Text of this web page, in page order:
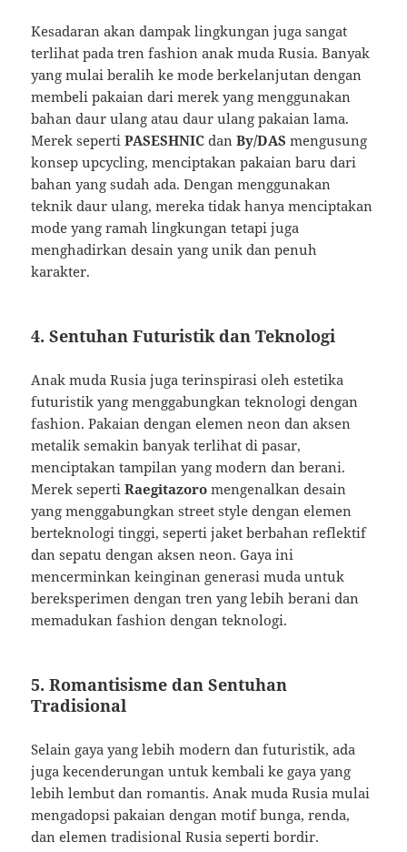
Kesadaranakandampaklingkunganjugasangat
terlihatpadatrenfashionanakmudaRusia.Banyak
yangmulaiberalihkemodeberkelanjutandengan
membelipakaiandarimerekyangmenggunakan
bahandaurulangataudaurulangpakaianlama.
MereksepertiPASESHNIC danBy/DAS mengusung
konsepupcycling,menciptakanpakaianbarudari
bahanyangsudahada.Denganmenggunakan
teknikdaurulang,merekatidakhanyamenciptakan
modeyangramahlingkungantetapijuga
menghadirkandesainyangunikdanpenuh
karakter.
4.SentuhanFuturistikdanTeknologi
AnakmudaRusiajugaterinspirasiolehestetika
futuristikyangmenggabungkanteknologidengan
fashion.Pakaiandenganelemenneondanaksen
metaliksemakinbanyakterlihatdipasar,
menciptakantampilanyangmoderndanberani.
MereksepertiRaegitazoro mengenalkandesain
yangmenggabungkanstreetstyledenganelemen
berteknologitinggi,sepertijaketberbahanreflektif
dansepatudenganaksenneon.Gayaini
mencerminkankeinginan generasimudauntuk
bereksperimendengantrenyanglebihberanidan
memadukanfashiondenganteknologi.
5.RomantisismedanSentuhan
Tradisional
Selain gayayanglebihmoderndanfuturistik,ada
jugakecenderunganuntukkembalike gayayang
lebihlembutdanromantis.AnakmudaRusiamulai
mengadopsipakaiandenganmotifbunga,renda,
danelementradisionalRusiasepertibordir.